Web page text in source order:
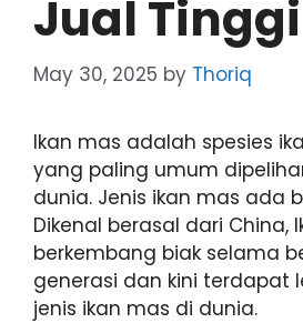
Jual Tinggi
May 30, 2025 by Thoriq
Ikan mas adalah spesies
yang paling umum
dunia. Jenis ikan mas ada
Dikenal berasal dari China,
berkembang biak selama
generasi dan kini terdapat
jenis ikan mas di dunia.